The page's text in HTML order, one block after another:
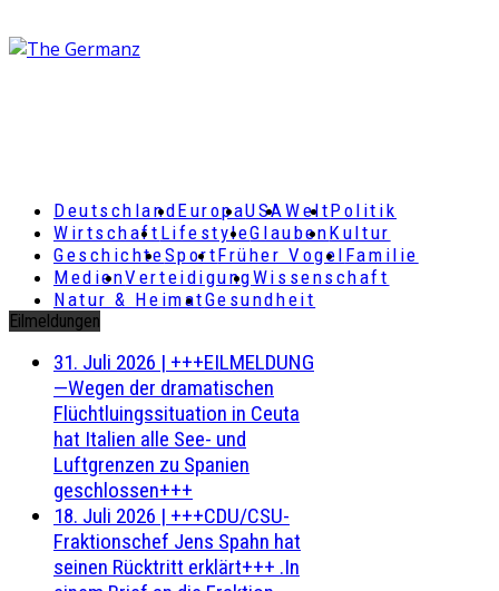
DeutschlandEuropaUSAWeltPolitik
Wirtschaft LifestyleGlaubenKultur
GeschichteSportFrüher Vogel Familie
MedienVerteidigungWissenschaft
Natur & HeimatGesundheit
Eilmeldungen
31. Juli 2026 | +++EILMELDUNG
—Wegen der dramatischen
Flüchtluingssituation in Ceuta
hat Italien alle See- und
Luftgrenzen zu Spanien
geschlossen+++
18. Juli 2026 | +++CDU/CSU-
Fraktionschef Jens Spahn hat
seinen Rücktritt erklärt+++ .In